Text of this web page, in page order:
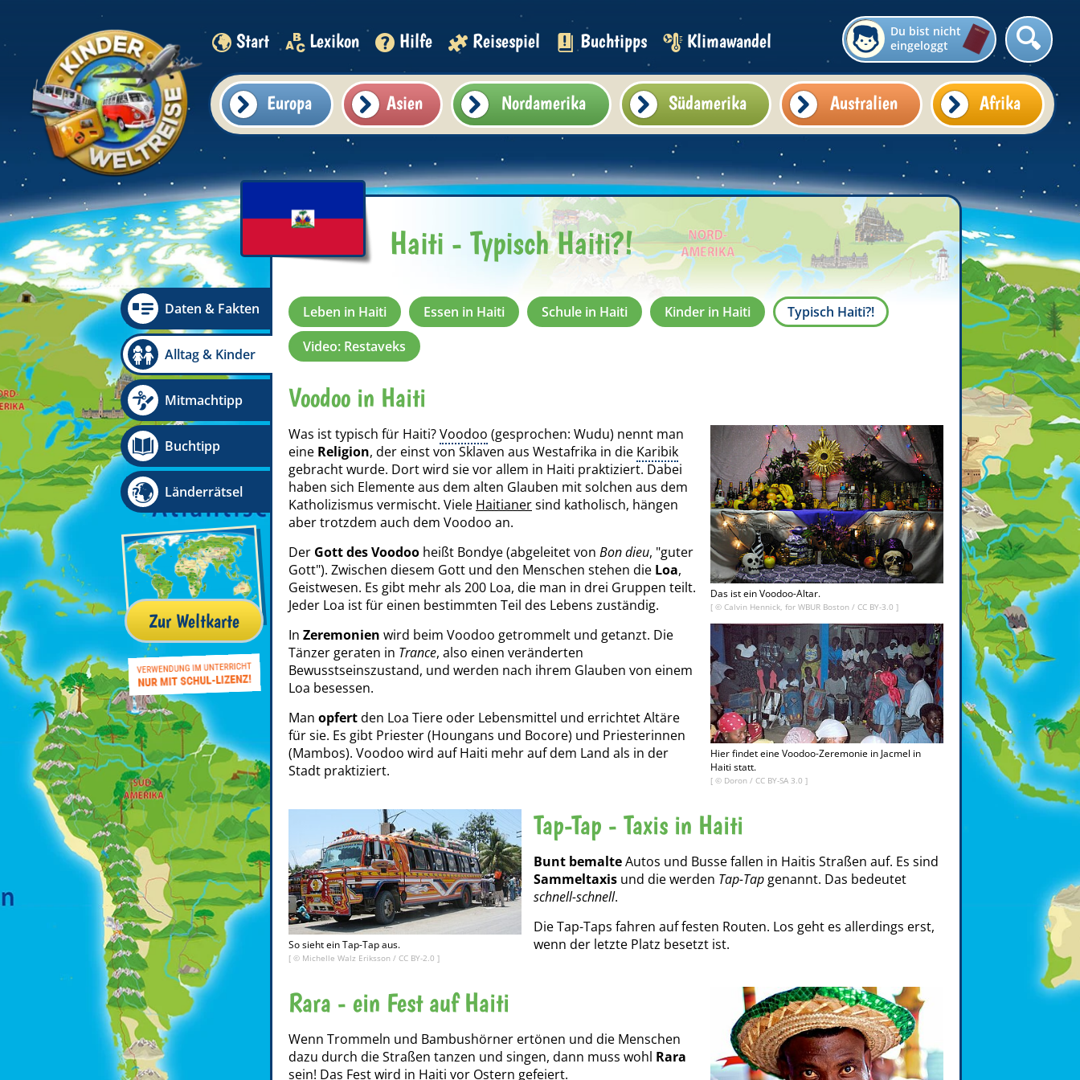
Start Lexikon Hilfe Reisespiel Buchtipps Klimawandel
Du bist nicht
eingeloggt
Europa Asien Nordamerika Südamerika Australien Afrika
Daten & Fakten
Alltag & Kinder
Mitmachtipp
Buchtipp
Länderrätsel
Zur Weltkarte
Haiti - Typisch Haiti?!
Leben in Haiti Essen in Haiti Schule in Haiti Kinder in Haiti
Typisch Haiti?!
Video: Restaveks
Voodoo in Haiti
Das ist ein Voodoo-Altar.
[ © Calvin Hennick, for WBUR Boston / CC BY-3.0 ]
Hier findet eine Voodoo-Zeremonie in Jacmel in
Haiti statt.
[ © Doron / CC BY-SA 3.0 ]
Was ist typisch für Haiti?Voodoo (gesprochen: Wudu) nennt man
eine Religion, der einst von Sklaven aus Westafrika in die Karibik
gebracht wurde. Dort wird sie vor allem in Haiti praktiziert. Dabei
haben sich Elemente aus dem alten Glauben mit solchen aus dem
Katholizismus vermischt. Viele Haitianersind katholisch, hängen
aber trotzdem auch dem Voodoo an.
Der Gott des Voodoo heißt Bondye (abgeleitet von Bon dieu, "guter
Gott"). Zwischen diesem Gott und den Menschen stehen die Loa,
Geistwesen. Es gibt mehr als 200 Loa, die man in drei Gruppen teilt.
Jeder Loa ist für einen bestimmten Teil des Lebens zuständig.
In Zeremonien wird beim Voodoo getrommelt und getanzt. Die
Tänzer geraten in Trance, also einen veränderten
Bewusstseinszustand, und werden nach ihrem Glauben von einem
Loa besessen.
Man opfertden Loa Tiere oder Lebensmittel und errichtet Altäre
für sie. Es gibt Priester (Houngans und Bocore) und Priesterinnen
(Mambos). Voodoo wird auf Haiti mehr auf dem Land als in der
Stadt praktiziert.
So sieht ein Tap-Tap aus.
[ © Michelle Walz Eriksson / CC BY-2.0 ]
Tap-Tap - Taxis in Haiti
Bunt bemalteAutos und Busse fallen in Haitis Straßen auf. Es sind
Sammeltaxis und die werden Tap-Tap genannt. Das bedeutet
schnell-schnell.
Die Tap-Taps fahren auf festen Routen. Los geht es allerdings erst,
wenn der letzte Platz besetzt ist.
Rara - ein Fest auf Haiti
Wenn Trommeln und Bambushörner ertönen und die Menschen
dazu durch die Straßen tanzen und singen, dann muss wohl Rara
sein! Das Fest wird in Haiti vor Ostern gefeiert.